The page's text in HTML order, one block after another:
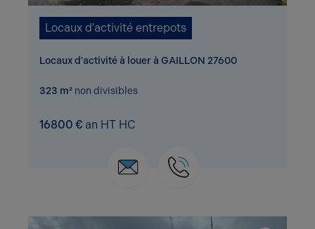
Locaux d'activité entrepots
Locaux d'activité à louer à GAILLON 27600
323 m² non divisibles
16800 € an HT HC